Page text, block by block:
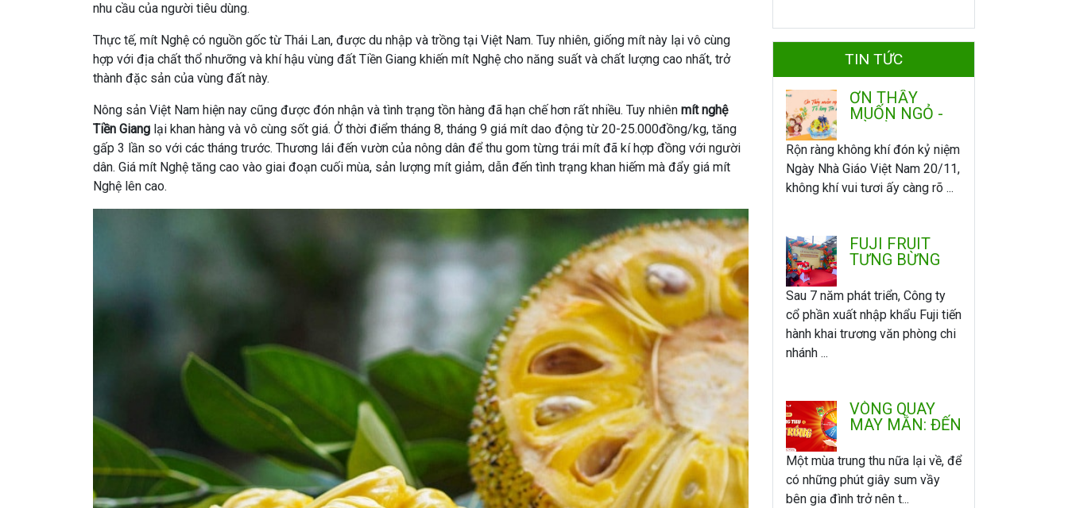
nhu cầu của người tiêu dùng.
Thực tế, mít Nghệ có nguồn gốc từ Thái Lan, được du nhập và trồng tại Việt Nam. Tuy nhiên, giống mít này lại vô cùng
hợp với địa chất thổ nhưỡng và khí hậu vùng đất Tiền Giang khiến mít Nghệ cho năng suất và chất lượng cao nhất, trở
thành đặc sản của vùng đất này.
Nông sản Việt Nam hiện nay cũng được đón nhận và tình trạng tồn hàng đã hạn chế hơn rất nhiều. Tuy nhiên mít nghệ
Tiền Giang lại khan hàng và vô cùng sốt giá. Ở thời điểm tháng 8, tháng 9 giá mít dao động từ 20-25.000đồng/kg, tăng
gấp 3 lần so với các tháng trước. Thương lái đến vườn của nông dân để thu gom từng trái mít đã kí hợp đồng với người
dân. Giá mít Nghệ tăng cao vào giai đoạn cuối mùa, sản lượng mít giảm, dẫn đến tình trạng khan hiếm mà đẩy giá mít
Nghệ lên cao.
TIN TỨC
ƠN THẦY
MUỐN NGỎ -
ÂN
Rộn ràng không khí đón kỷ niệm
Ngày Nhà Giáo Việt Nam 20/11,
không khí vui tươi ấy càng rõ ...
FUJI FRUIT
TƯNG BỪNG
VĂN PHÒNG -
CHI NHÁNH
MIỀN NAM
Sau 7 năm phát triển, Công ty
cổ phần xuất nhập khẩu Fuji tiến
hành khai trương văn phòng chi
nhánh ...
VÒNG QUAY
MAY MẮN: ĐẾN
TRUNG THU -
QUAY LÀ
TRÚNG
Một mùa trung thu nữa lại về, để
có những phút giây sum vầy
bên gia đình trở nên t...